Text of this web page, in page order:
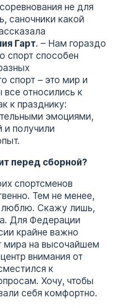
не для
саночники какой
Гарт. – Нам гораздо
спорт способен
спорт – это мир и
относились к
к празднику:
эмоциями,
и получили
перед сборной?
спортсменов
Тем не менее,
люблю. Скажу лишь,
Для Федерации
крайне важно
мира на высочайшем
внимания от
к
Хочу, чтобы
себя комфортно.